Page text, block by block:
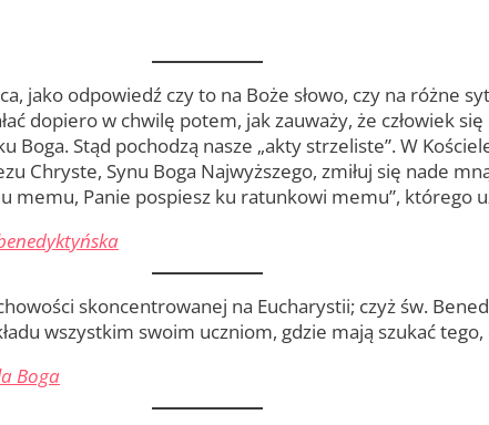
jako odpowiedź czy to na Boże słowo, czy na różne
dopiero w chwilę potem, jak zauważy, że człowiek
Stąd pochodzą nasze „akty strzeliste”. W
Chryste, Synu Boga Najwyższego, zmiłuj się nade
memu, Panie pospiesz ku ratunkowi memu”, którego
skoncentrowanej na Eucharystii; czyż św.
wszystkim swoim uczniom, gdzie mają szukać
Boga